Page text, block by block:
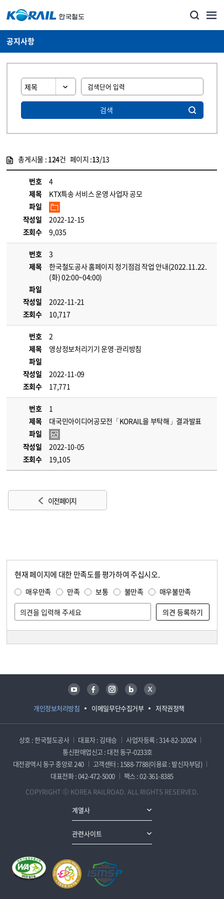
공지사항
검색
총게시물 : 124건 페이지 :13/13
번호
4
제목
KTX특송 서비스 운영 사업자 공모
파일
작성일
2022-12-15
조회수
9,035
번호
3
제목
한국철도공사 홈페이지 정기점검 작업 안내(2022.11.22.
(화) 02:00~04:00)
파일
작성일
2022-11-21
조회수
10,717
번호
2
제목
영상정보처리기기 운영·관리방침
파일
작성일
2022-11-09
조회수
17,771
번호
1
제목
대국민아이디어공모전「KORAIL을 부탁해」결과발표
파일
작성일
2022-10-05
조회수
19,105
이전 페이지
현재 페이지에 대한 만족도를 평가하여 주십시오.
매우만족 만족 보통 불만족 매우불만족
개인정보처리방침 이메일무단수집거부 저작권정책
유튜브 페이스북 인스타그램 블로그 트위터
상호 : 한국철도공사 대표자 : 김태승
사업자등록 : 314-82-10024
통신판매업신고 : 대전 동구-0233호
대전광역시 동구 중앙로 240
고객센터 : 1588-7788(이용료 : 발신자부담)
대표전화 : 042-472-5000
팩스 : 02-361-8385
COPYRIGHT ⓒ KOREA RAILROAD. ALL RIGHTS RESERVED.
계열사
관련사이트